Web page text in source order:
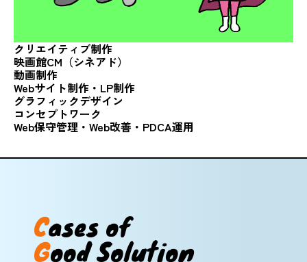
クリエイティブ制作
映画館CM（シネアド）
動画制作
Webサイト制作・LP制作
グラフィックデザイン
コンセプトワーク
Web保守管理・Web改善・ PDCA運用
Cases of
GoodSolution